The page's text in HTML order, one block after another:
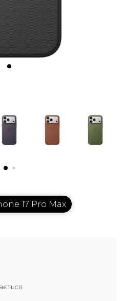
17 Pro Max